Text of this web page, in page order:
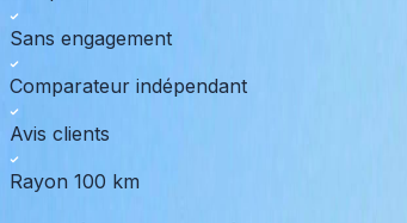
Sans engagement
Comparateur indépendant
Avis clients
Rayon 100 km